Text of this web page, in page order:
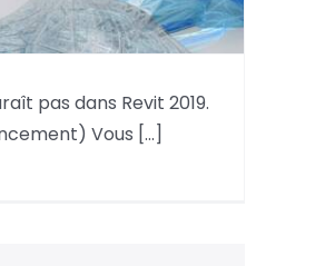
pas dans
Lancement)
pas dans Revit 2019.
Vous [...]